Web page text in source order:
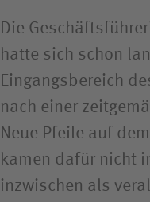
Die
hatte sich schon
Eingangsbereich
nach einer
Neue Pfeile auf
kamen dafür nicht
inzwischen als